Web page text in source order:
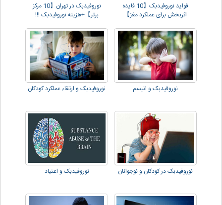
فواید نوروفیدبک【10 فایده
اثربخش برای عملکرد مغز】
نوروفیدبک در تهران【10 مرکز
برتر】+هزینه نوروفیدبک !!!
نوروفیدبک و اتیسم نوروفیدبک و ارتقاء عملکرد کودکان
نوروفیدبک در کودکان و نوجوانان نوروفیدبک و اعتیاد